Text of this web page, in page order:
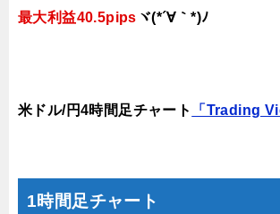
最大利益40.5pips ヾ(*´∀｀*)ﾉ
米ドル/円4時間足チャート 「Trading
1時間足チャート